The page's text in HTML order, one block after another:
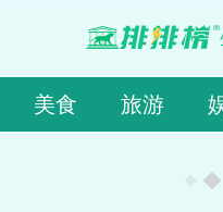
美食 旅游